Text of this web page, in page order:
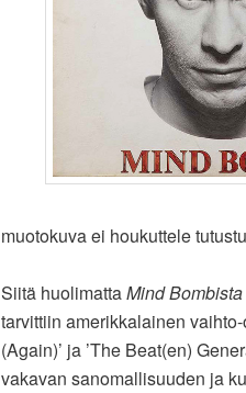
muotokuva ei houkuttele
Siitä huolimattaMind Bombista
tarvittiin amerikkalainen
(Again)’ ja ’The Beat(en)
vakavan sanomallisuuden ja